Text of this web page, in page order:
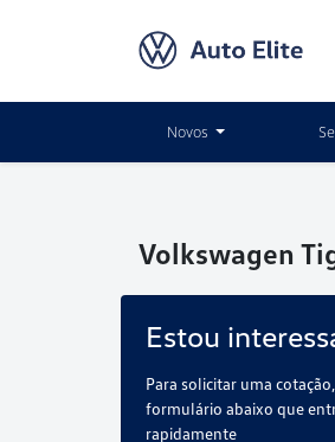
Novos
Volkswagen
Estou
Para solicitar uma
formulário abaixo que
rapidamente